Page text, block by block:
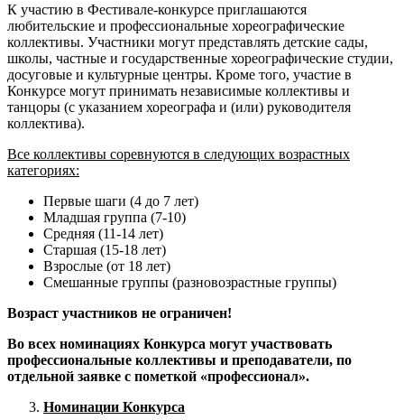
К участию в Фестивале-конкурсе приглашаются
любительские и профессиональные хореографические
коллективы. Участники могут представлять детские сады,
школы, частные и государственные хореографические студии,
досуговые и культурные центры. Кроме того, участие в
Конкурсе могут принимать независимые коллективы и
танцоры (с указанием хореографа и (или) руководителя
коллектива).
Все коллективы соревнуются в следующих возрастных
категориях:
Первые шаги (4 до 7 лет)
Младшая группа (7-10)
Средняя (11-14 лет)
Старшая (15-18 лет)
Взрослые (от 18 лет)
Смешанные группы (разновозрастные группы)
Возраст участников не ограничен!
Во всех номинациях Конкурса могут участвовать
профессиональные коллективы и преподаватели, по
отдельной заявке с пометкой «профессионал».
Номинации Конкурса